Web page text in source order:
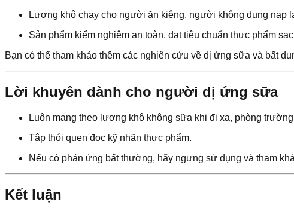
Lương khô chay cho người ăn kiêng, người không dung nạp
Sản phẩm kiểm nghiệm an toàn, đạt tiêu chuẩn thực phẩm
Bạn có thể tham khảo thêm các nghiên cứu về dị ứng sữa và bất
Lời khuyên dành cho người dị ứng sữa
Luôn mang theo lương khô không sữa khi đi xa, phòng
Tập thói quen đọc kỹ nhãn thực phẩm.
Nếu có phản ứng bất thường, hãy ngưng sử dụng và tham
Kết luận